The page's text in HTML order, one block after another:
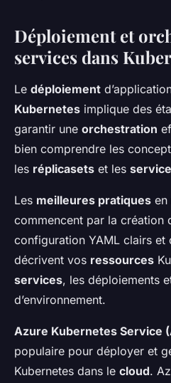
Déploiement et
services dans
Le déploiement
Kubernetes implique des
garantir une orchestration
bien comprendre les
les réplicasets et les
Les meilleures pratiques en
commencent par la création
configuration YAML clairs et
décrivent vos ressources
services, les déploiements
d’environnement.
Azure Kubernetes Service
populaire pour déployer et
Kubernetes dans le cloud.